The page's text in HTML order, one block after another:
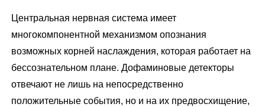
Центральная нервная система имеет
многокомпонентной механизмом опознания
возможных корней наслаждения, которая работает на
бессознательном плане. Дофаминовые детекторы
отвечают не лишь на непосредственно
положительные события, но и на их предвосхищение,